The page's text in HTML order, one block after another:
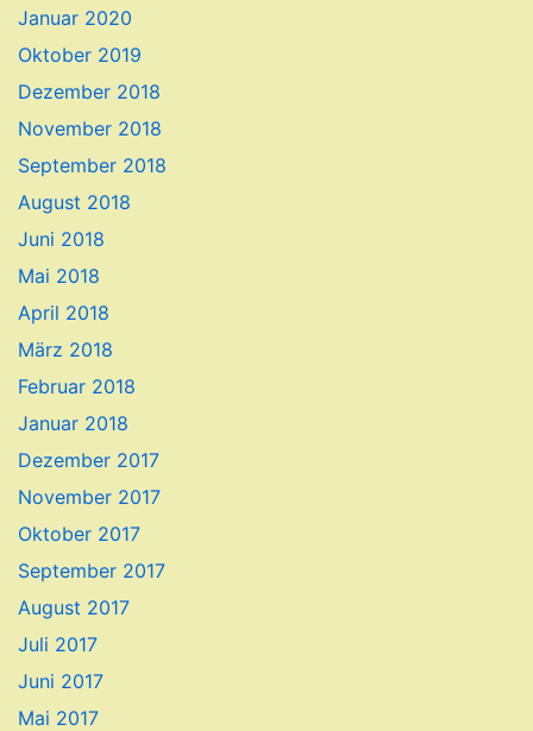
Januar 2020
Oktober 2019
Dezember 2018
November 2018
September 2018
August 2018
Juni 2018
Mai 2018
April 2018
März 2018
Februar 2018
Januar 2018
Dezember 2017
November 2017
Oktober 2017
September 2017
August 2017
Juli 2017
Juni 2017
Mai 2017